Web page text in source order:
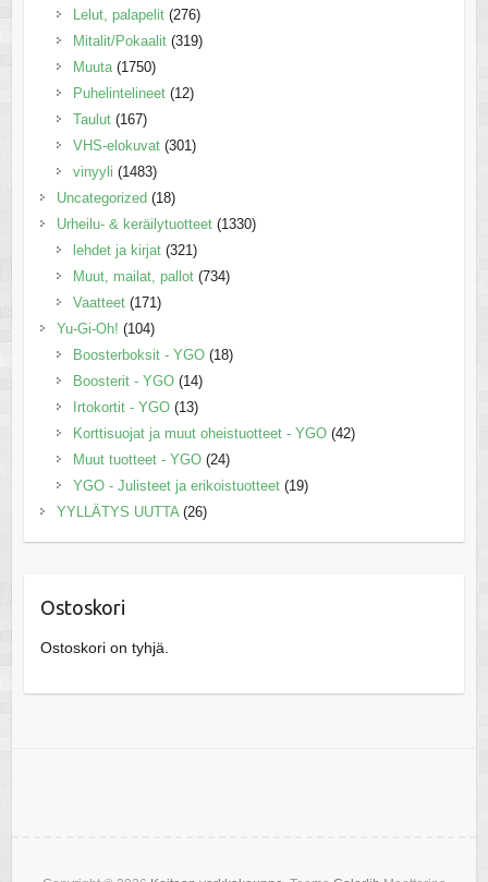
Lelut, palapelit (276)
Mitalit/Pokaalit (319)
Muuta (1750)
Puhelintelineet (12)
Taulut (167)
VHS-elokuvat (301)
vinyyli (1483)
Uncategorized (18)
Urheilu- & keräilytuotteet (1330)
lehdet ja kirjat (321)
Muut, mailat, pallot (734)
Vaatteet (171)
Yu-Gi-Oh! (104)
Boosterboksit - YGO (18)
Boosterit - YGO (14)
Irtokortit - YGO (13)
Korttisuojat ja muut oheistuotteet - YGO (42)
Muut tuotteet - YGO (24)
YGO - Julisteet ja erikoistuotteet (19)
YYLLÄTYS UUTTA (26)
Ostoskori
Ostoskori on tyhjä.